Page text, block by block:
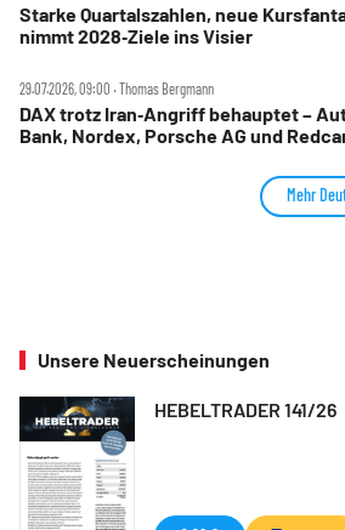
Starke Quartalszahlen, neue
nimmt 2028‑Ziele ins Visier
29.07.2026, 09:00 ‧ Thomas Bergmann
DAX trotz Iran‑Angriff behauptet –
Bank, Nordex, Porsche AG und
Mehr
Unsere Neuerscheinungen
HEBELTRADER 141/26